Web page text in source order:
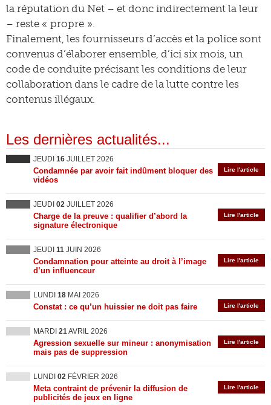
la réputation du Net – et donc indirectement la leur
– reste « propre ».
Finalement, les fournisseurs d’accès et la police sont
convenus d’élaborer ensemble, d’ici six mois, un
code de conduite précisant les conditions de leur
collaboration dans le cadre de la lutte contre les
contenus illégaux.
Les dernières actualités...
JEUDI 16 JUILLET 2026
Lire l'article
Condamnée par avoir fait indûment bloquer des
vidéos
JEUDI 02 JUILLET 2026
Lire l'article
Charge de la preuve : qualifier d’abord la
signature électronique
JEUDI 11 JUIN 2026
Lire l'article
Condamnation pour atteinte au droit à l’image
d’un influenceur
LUNDI 18 MAI 2026
Lire l'article
Constat : ce qu’un huissier ne doit pas faire
MARDI 21AVRIL 2026
Lire l'article
Agression sexuelle sur mineur : anonymisation
mais pas de suppression
LUNDI 02 FÉVRIER 2026
Lire l'article
Meta contraint de prévenir la diffusion de
publicités de jeux en ligne